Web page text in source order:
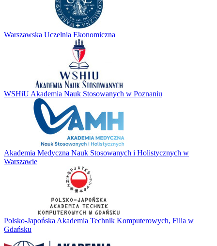
Warszawska Uczelnia Ekonomiczna
WSHiU Akademia Nauk Stosowanych w Poznaniu
Akademia Medyczna Nauk Stosowanych i Holistycznych w
Warszawie
Polsko-Japońska Akademia Technik Komputerowych, Filia w
Gdańsku